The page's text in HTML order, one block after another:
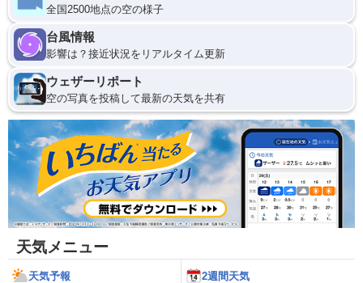
全国2500地点の空の様子
台風情報
影響は？接近状況をリアルタイム更新
ウェザーリポート
空の写真を投稿して最新の天気を共有
天気メニュー
天気予報 2週間天気